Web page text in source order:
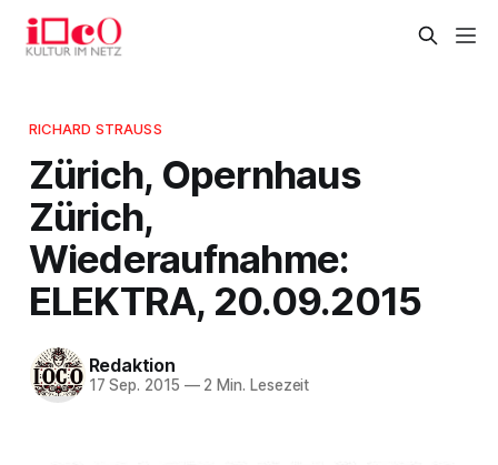
RICHARD STRAUSS
Zürich, Opernhaus
Zürich,
Wiederaufnahme:
ELEKTRA, 20.09.2015
Redaktion
17 Sep. 2015 —2 Min. Lesezeit